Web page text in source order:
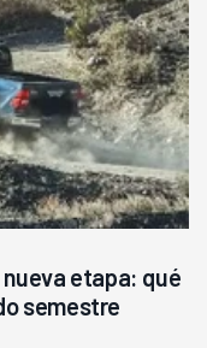
etapa: qué
semestre